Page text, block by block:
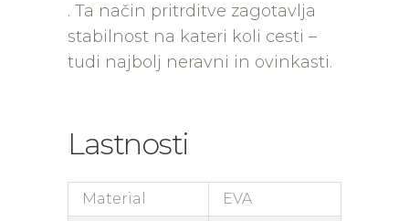
. Ta način pritrditve zagotavlja
stabilnost na kateri koli cesti –
tudi najbolj neravni in ovinkasti.
Lastnosti
Material
EVA